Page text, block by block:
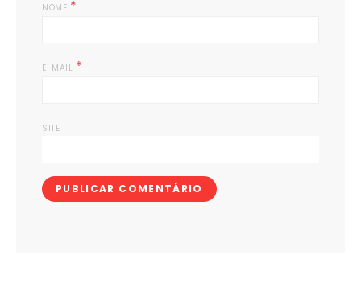
NOME *
E-MAIL *
SITE